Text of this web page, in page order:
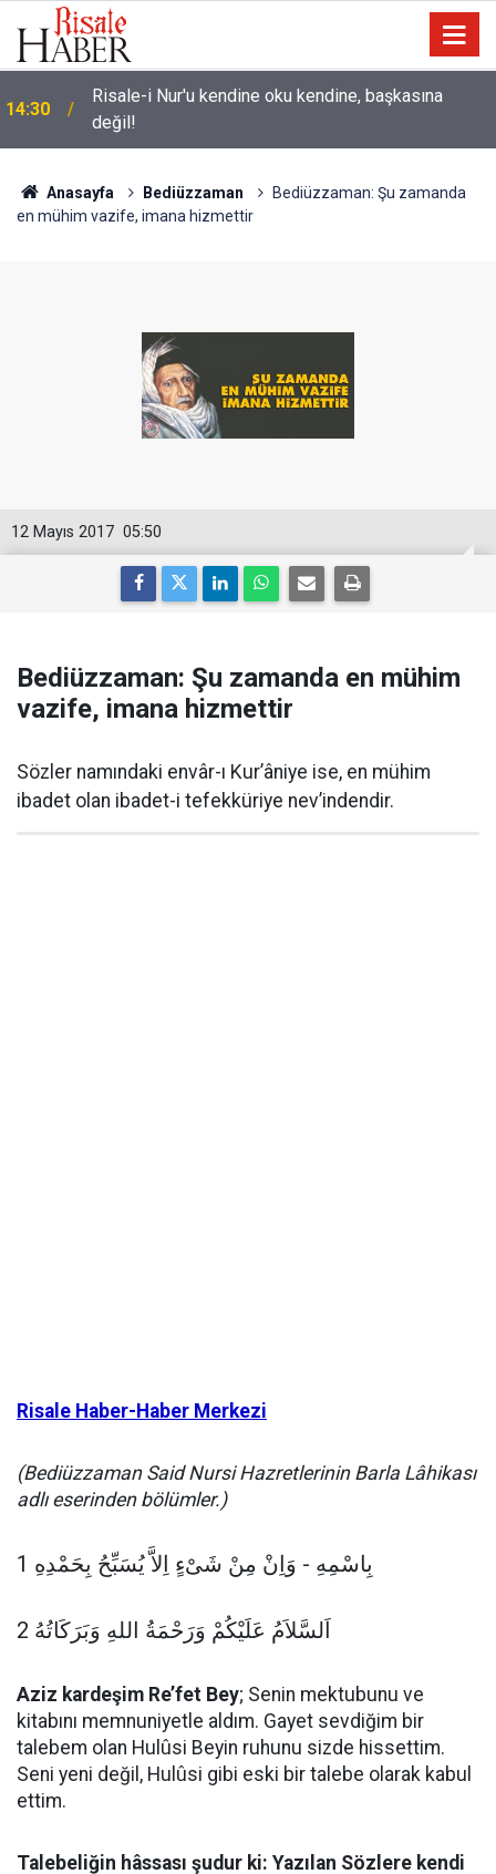
14:00
Üniversite adaylarına 'Sosyal medyanın
yönlendirdiği tercihler kariyeri riske atabilir' uyarısı
Anasayfa Bediüzzaman
Bediüzzaman: Şu zamanda
en mühim vazife, imana hizmettir
05:50
12 Mayıs 2017
Bediüzzaman: Şu zamanda en mühim
vazife, imana hizmettir
Sözler namındaki envâr-ı Kur’âniye ise, en mühim
ibadet olan ibadet-i tefekküriye nev’indendir.
Risale Haber-Haber Merkezi
(Bediüzzaman Said Nursi Hazretlerinin Barla Lâhikası
adlı eserinden bölümler.)
بِاسْمِهِ - وَاِنْ مِنْ شَىْءٍ اِلاَّ يُسَبِّحُ بِحَمْدِهِ 1
اَلسَّلاَمُ عَلَيْكُمْ وَرَحْمَةُ اللهِ وَبَرَكَاتُهُ 2
Aziz kardeşim Re’fet Bey; Senin mektubunu ve
kitabını memnuniyetle aldım. Gayet sevdiğim bir
talebem olan Hulûsi Beyin ruhunu sizde hissettim.
Seni yeni değil, Hulûsi gibi eski bir talebe olarak kabul
ettim.
Talebeliğin hâssası şudur ki: Yazılan Sözlere kendi